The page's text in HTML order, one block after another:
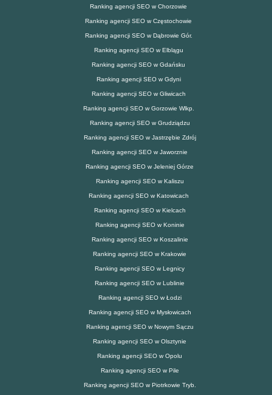
Ranking agencji SEO w Chorzowie
Ranking agencji SEO w Częstochowie
Ranking agencji SEO w Dąbrowie Gór.
Ranking agencji SEO w Elblągu
Ranking agencji SEO w Gdańsku
Ranking agencji SEO w Gdyni
Ranking agencji SEO w Gliwicach
Ranking agencji SEO w Gorzowie Wlkp.
Ranking agencji SEO w Grudziądzu
Ranking agencji SEO w Jastrzębie Zdrój
Ranking agencji SEO w Jaworznie
Ranking agencji SEO w Jeleniej Górze
Ranking agencji SEO w Kaliszu
Ranking agencji SEO w Katowicach
Ranking agencji SEO w Kielcach
Ranking agencji SEO w Koninie
Ranking agencji SEO w Koszalinie
Ranking agencji SEO w Krakowie
Ranking agencji SEO w Legnicy
Ranking agencji SEO w Lublinie
Ranking agencji SEO w Łodzi
Ranking agencji SEO w Mysłowicach
Ranking agencji SEO w Nowym Sączu
Ranking agencji SEO w Olsztynie
Ranking agencji SEO w Opolu
Ranking agencji SEO w Pile
Ranking agencji SEO w Piotrkowie Tryb.